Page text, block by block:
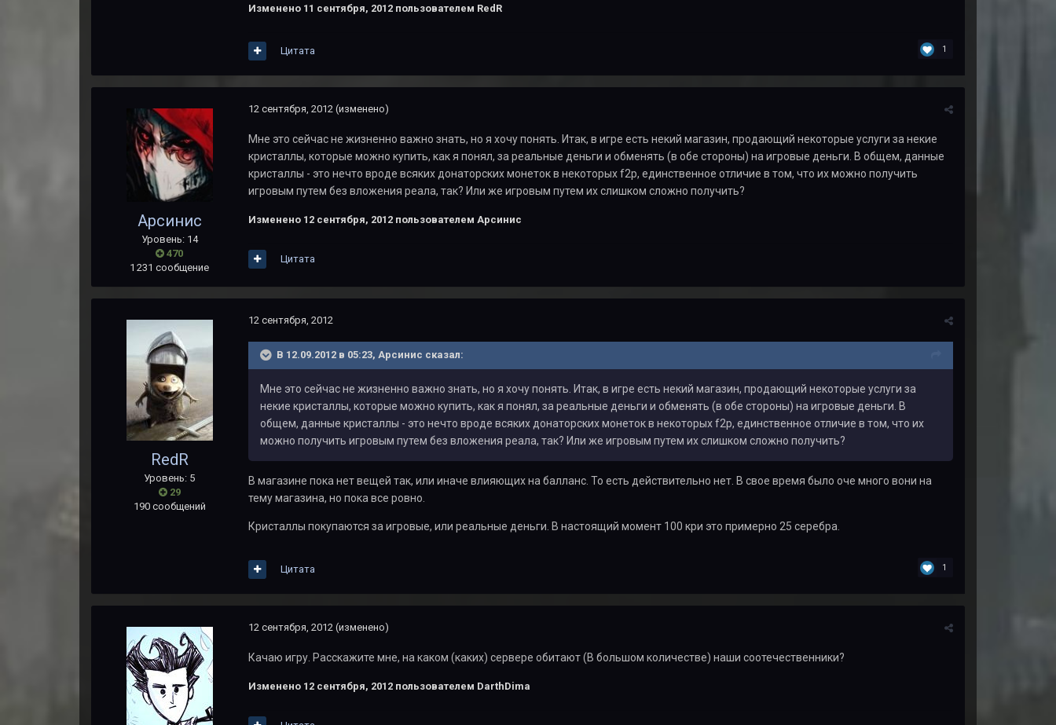
Изменено 11 сентября, 2012пользователем RedR
1
Цитата
Арсинис
Уровень: 14
470
1 231 сообщение
12 сентября, 2012 (изменено)
Мне это сейчас не жизненно важно знать, но я хочу понять. Итак, в игре есть некий магазин, продающий некоторые услуги за некие
кристаллы, которые можно купить, как я понял, за реальные деньги и обменять (в обе стороны) на игровые деньги. В общем, данные
кристаллы - это нечто вроде всяких донаторских монеток в некоторых f2p, единственное отличие в том, что их можно получить
игровым путем без вложения реала, так? Или же игровым путем их слишком сложно получить?
Изменено 12 сентября, 2012пользователем Арсинис
Цитата
RedR
Уровень: 5
29
190 сообщений
12 сентября, 2012
В 12.09.2012 в 05:23, Арсинис сказал:
Мне это сейчас не жизненно важно знать, но я хочу понять. Итак, в игре есть некий магазин, продающий некоторые услуги за
некие кристаллы, которые можно купить, как я понял, за реальные деньги и обменять (в обе стороны) на игровые деньги. В
общем, данные кристаллы - это нечто вроде всяких донаторских монеток в некоторых f2p, единственное отличие в том, что их
можно получить игровым путем без вложения реала, так? Или же игровым путем их слишком сложно получить?
В магазине пока нет вещей так, или иначе влияющих на балланс. То есть действительно нет. В свое время было оче много вони на
тему магазина, но пока все ровно.
Кристаллы покупаются за игровые, или реальные деньги. В настоящий момент 100 кри это примерно 25 серебра.
1
Цитата
12 сентября, 2012 (изменено)
Качаю игру. Расскажите мне, на каком (каких) сервере обитают (В большом количестве) наши соотечественники?
Изменено 12 сентября, 2012пользователем DarthDima